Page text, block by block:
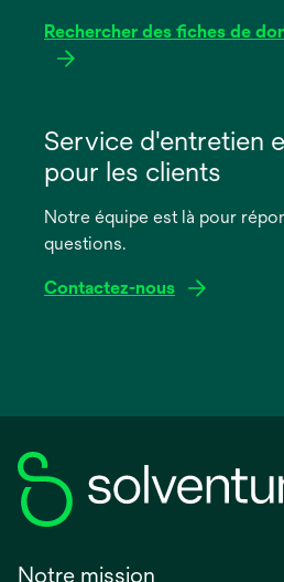
Rechercher des fiches de
dans
nouvel
onglet
Service d'entretien
pour les clients
Notre équipe est là pour
questions.
Contactez-nous
Notre mission